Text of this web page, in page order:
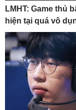
LMHT: Game thủ
hiện tại quá vô